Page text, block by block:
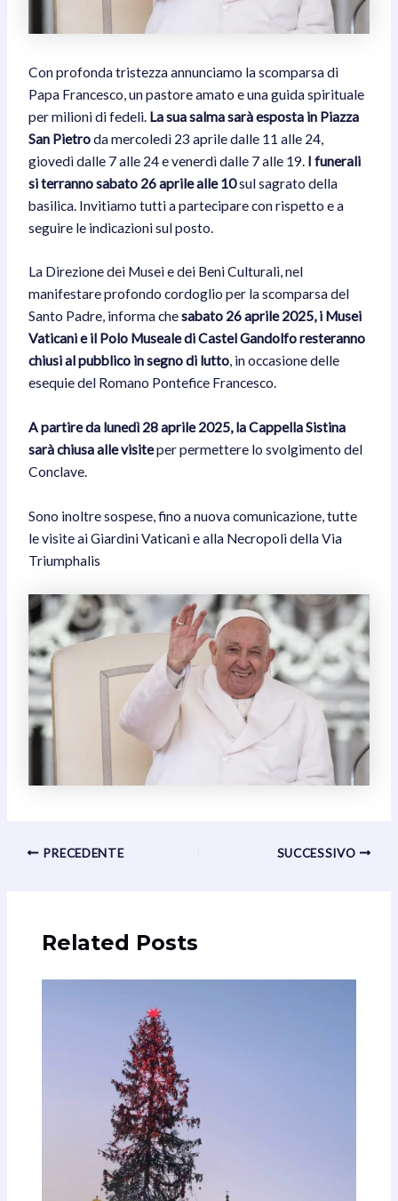
Con profonda tristezza annunciamo la scomparsa di
Papa Francesco, un pastore amato e una guida spirituale
per milioni di fedeli. La sua salma sarà esposta in Piazza
San Pietroda mercoledì 23 aprile dalle 11 alle 24,
giovedì dalle 7 alle 24 e venerdì dalle 7 alle 19. I funerali
si terranno sabato 26 aprile alle 10sul sagrato della
basilica. Invitiamo tutti a partecipare con rispetto e a
seguire le indicazioni sul posto.
La Direzione dei Musei e dei Beni Culturali, nel
manifestare profondo cordoglio per la scomparsa del
Santo Padre, informa chesabato 26 aprile 2025, i Musei
Vaticani e il Polo Museale di Castel Gandolfo resteranno
chiusi al pubblico in segno di lutto, in occasione delle
esequie del Romano Pontefice Francesco.
A partire da lunedì 28 aprile 2025, la Cappella Sistina
sarà chiusa alle visiteper permettere lo svolgimento del
Conclave.
Sono inoltre sospese, fino a nuova comunicazione, tutte
le visite ai Giardini Vaticani e alla Necropoli della Via
Triumphalis
Navigazione
PRECEDENTE SUCCESSIVO
Related Posts